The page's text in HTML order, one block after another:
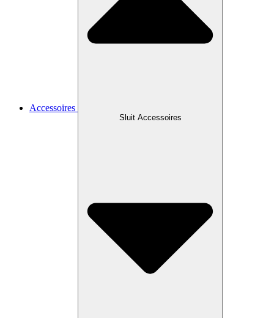
Accessoires
Sluit Accessoires